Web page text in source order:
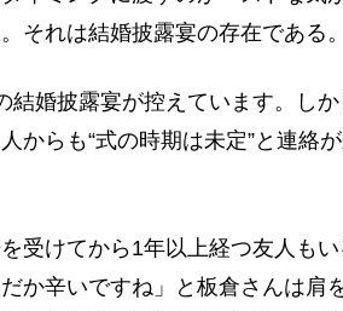
それは結婚披露宴の存在である。
結婚披露宴が控えています。し
からも“式の時期は未定”と連絡
受けてから1年以上経つ友人も
か辛いですね」と板倉さんは肩